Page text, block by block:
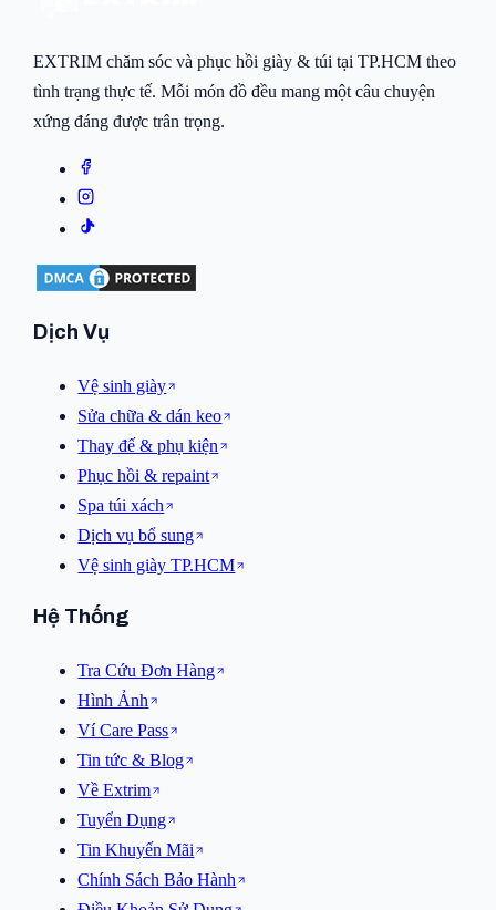
EXTRIM chăm sóc và phục hồi giày & túi tại TP.HCM theo
tình trạng thực tế. Mỗi món đồ đều mang một câu chuyện
xứng đáng được trân trọng.
Dịch Vụ
Vệ sinh giày
Sửa chữa & dán keo
Thay đế & phụ kiện
Phục hồi & repaint
Spa túi xách
Dịch vụ bổ sung
Vệ sinh giày TP.HCM
Hệ Thống
Tra Cứu Đơn Hàng
Hình Ảnh
Ví Care Pass
Tin tức & Blog
Về Extrim
Tuyển Dụng
Tin Khuyến Mãi
Chính Sách Bảo Hành